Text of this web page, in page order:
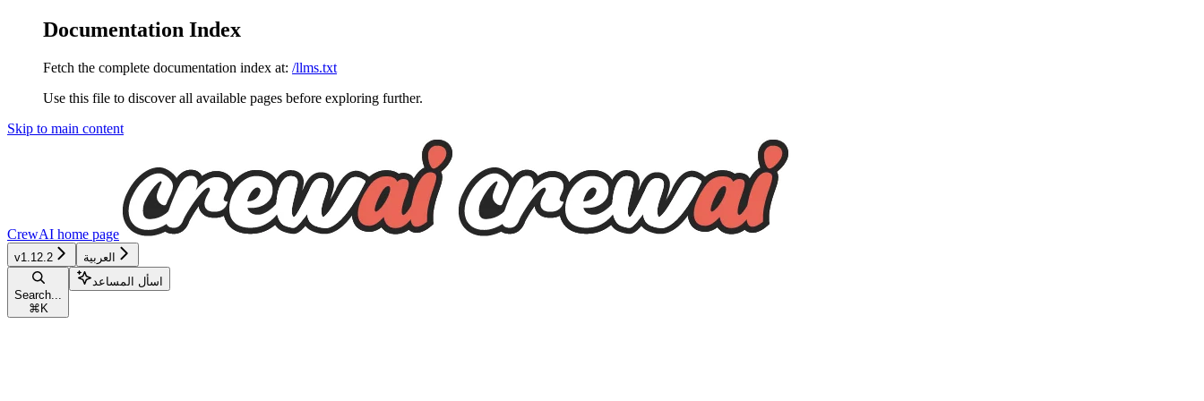
Documentation Index
Fetch the complete documentation index at: /llms.txt
Use this file to discover all available pages before exploring further.
Skip to main content
CrewAI home page
v1.12.2 العربية
Search...
⌘ K
اسأل المساعد